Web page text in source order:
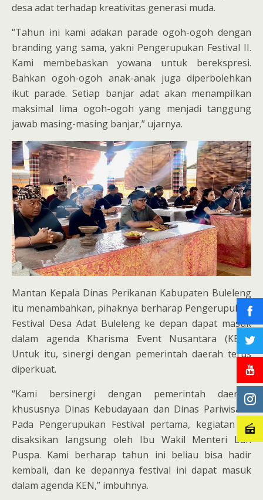
desa adat terhadap kreativitas generasi muda.
“Tahun ini kami adakan parade ogoh-ogoh dengan
branding yang sama, yakni Pengerupukan Festival II.
Kami membebaskan yowana untuk berekspresi.
Bahkan ogoh-ogoh anak-anak juga diperbolehkan
ikut parade. Setiap banjar adat akan menampilkan
maksimal lima ogoh-ogoh yang menjadi tanggung
jawab masing-masing banjar,” ujarnya.
Mantan Kepala Dinas Perikanan Kabupaten Buleleng
itu menambahkan, pihaknya berharap Pengerupukan
Festival Desa Adat Buleleng ke depan dapat masuk
dalam agenda Kharisma Event Nusantara (KEN).
Untuk itu, sinergi dengan pemerintah daerah terus
diperkuat.
“Kami bersinergi dengan pemerintah daerah,
khususnya Dinas Kebudayaan dan Dinas Pariwisata.
Pada Pengerupukan Festival pertama, kegiatan ini
disaksikan langsung oleh Ibu Wakil Menteri Luh
Puspa. Kami berharap tahun ini beliau bisa hadir
kembali, dan ke depannya festival ini dapat masuk
dalam agenda KEN,” imbuhnya.